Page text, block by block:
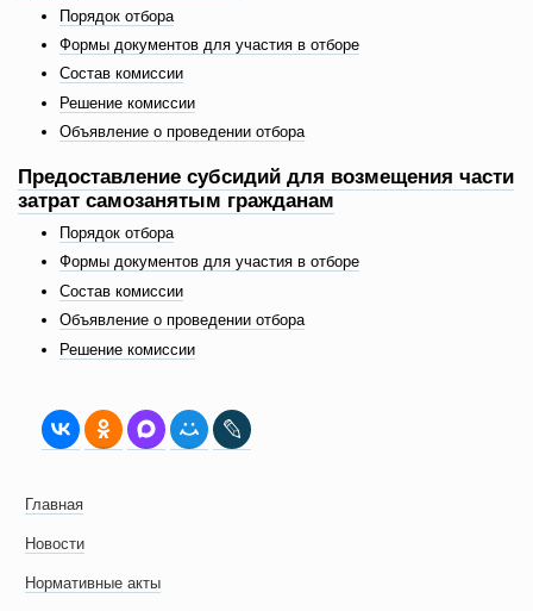
Порядок отбора
Формы документов для участия в отборе
Состав комиссии
Решение комиссии
Объявление о проведении отбора
Предоставление субсидий для возмещения части
затрат самозанятым гражданам
Порядок отбора
Формы документов для участия в отборе
Состав комиссии
Объявление о проведении отбора
Решение комиссии
Главная
Новости
Нормативные акты